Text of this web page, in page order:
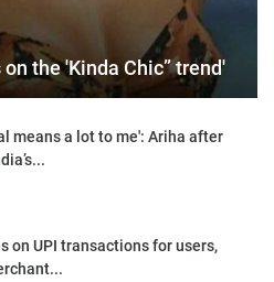
the 'Kinda Chic” trend'
means a lot to me': Ariha after
on UPI transactions for users,